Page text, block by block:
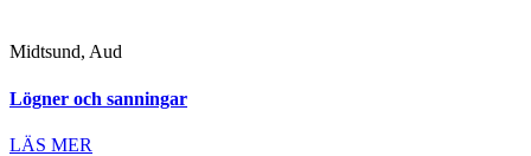
Midtsund, Aud
Lögner och sanningar
LÄS MER